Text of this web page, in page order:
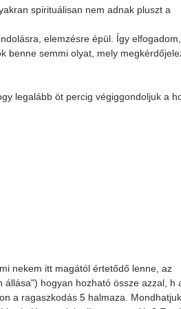
spirituálisan nem adnak pluszt a
elemzésre épül. Így elfogadom,
benne semmi olyat, mely
legalább öt percig végiggondoljuk a
nekem itt magától értetődő lenne, az
hogyan hozható össze azzal, h
a ragaszkodás 5 halmaza. Mondhatjuk